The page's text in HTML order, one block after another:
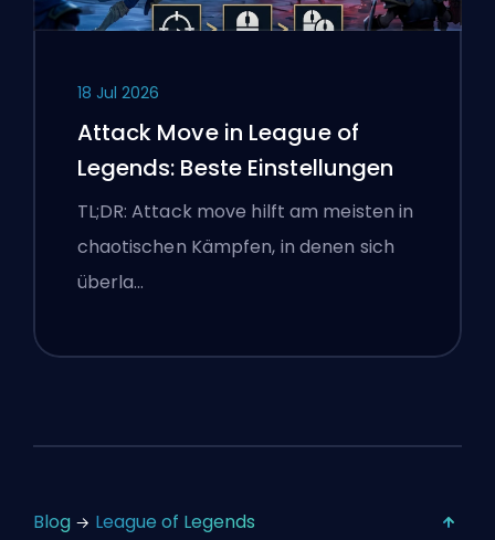
18 Jul 2026
Attack Move in League of
Legends: Beste Einstellungen
TL;DR: Attack move hilft am meisten in
chaotischen Kämpfen, in denen sich
überla…
Blog League of Legends